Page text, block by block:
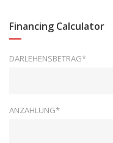
Financing Calculator
DARLEHENSBETRAG*
ANZAHLUNG*